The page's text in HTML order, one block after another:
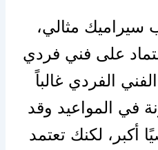
سيراميك مثالي،
على فني فردي
الفردي غالباً
في المواعيد وقد
أكبر، لكنك تعتمد